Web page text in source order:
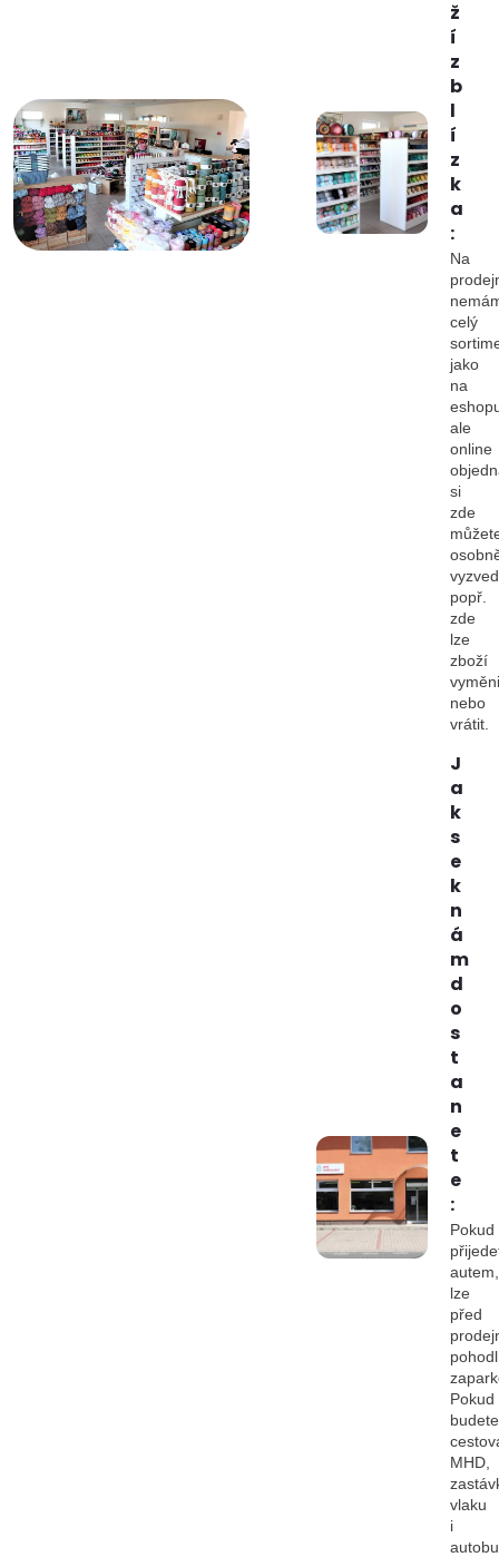
ž
í
z
b
l
í
z
k
a
:
Na
celý
jako
na
ale
online
si
zde
popř.
zde
lze
zboží
nebo
vrátit.
J
a
k
s
e
k
n
á
m
d
o
s
t
a
n
e
t
e
:
Pokud
autem,
lze
před
Pokud
budete
MHD,
vlaku
i